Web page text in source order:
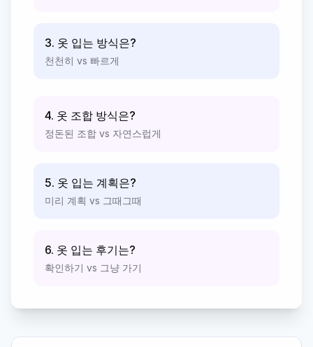
3. 옷 입는 방식은?
천천히 vs 빠르게
4. 옷 조합 방식은?
정돈된 조합 vs 자연스럽게
5. 옷 입는 계획은?
미리 계획 vs 그때그때
6. 옷 입는 후기는?
확인하기 vs 그냥 가기